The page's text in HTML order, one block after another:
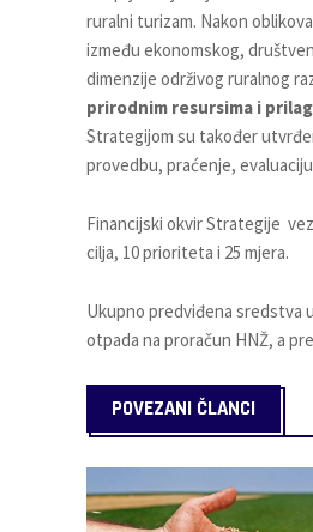
ruralni turizam. Nakon
između ekonomskog,
dimenzije održivog ruralnog
prirodnim resursima i
Strategijom su također
provedbu, praćenje,
Financijski okvir Strategije
cilja, 10 prioriteta i 25 mjera.
Ukupno predviđena sredstva
otpada na proračun HNŽ, a
POVEZANI ČLANCI